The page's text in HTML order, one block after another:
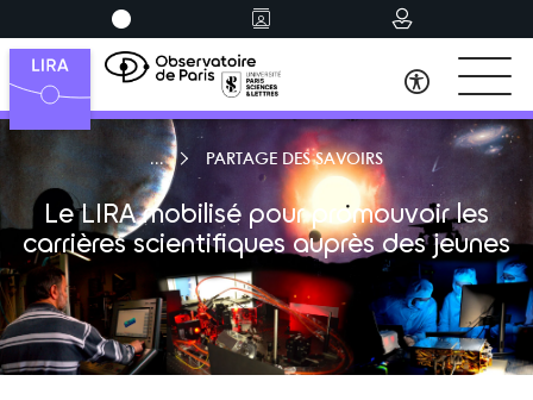
PARTAGE DES SAVOIRS
Le LIRA mobilisé pour promouvoir les
carrières scientifiques auprès des jeunes